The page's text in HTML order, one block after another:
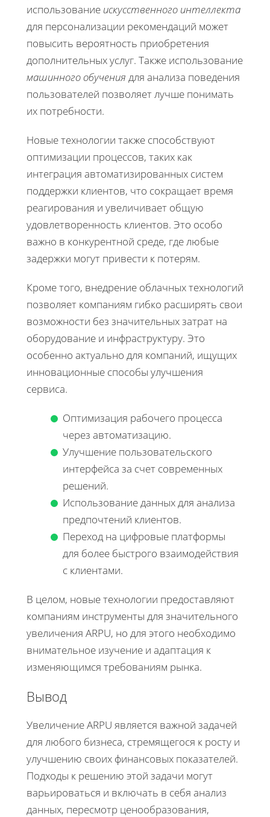
использование искусственного интеллекта
для персонализации рекомендаций может
повысить вероятность приобретения
дополнительных услуг. Также использование
машинного обучения для анализа поведения
пользователей позволяет лучше понимать
их потребности.
Новые технологии также способствуют
оптимизации процессов, таких как
интеграция автоматизированных систем
поддержки клиентов, что сокращает время
реагирования и увеличивает общую
удовлетворенность клиентов. Это особо
важно в конкурентной среде, где любые
задержки могут привести к потерям.
Кроме того, внедрение облачных технологий
позволяет компаниям гибко расширять свои
возможности без значительных затрат на
оборудование и инфраструктуру. Это
особенно актуально для компаний, ищущих
инновационные способы улучшения
сервиса.
Оптимизация рабочего процесса
через автоматизацию.
Улучшение пользовательского
интерфейса за счет современных
решений.
Использование данных для анализа
предпочтений клиентов.
Переход на цифровые платформы
для более быстрого взаимодействия
с клиентами.
В целом, новые технологии предоставляют
компаниям инструменты для значительного
увеличения ARPU, но для этого необходимо
внимательное изучение и адаптация к
изменяющимся требованиям рынка.
Вывод
Увеличение ARPU является важной задачей
для любого бизнеса, стремящегося к росту и
улучшению своих финансовых показателей.
Подходы к решению этой задачи могут
варьироваться и включать в себя анализ
данных, пересмотр ценообразования,